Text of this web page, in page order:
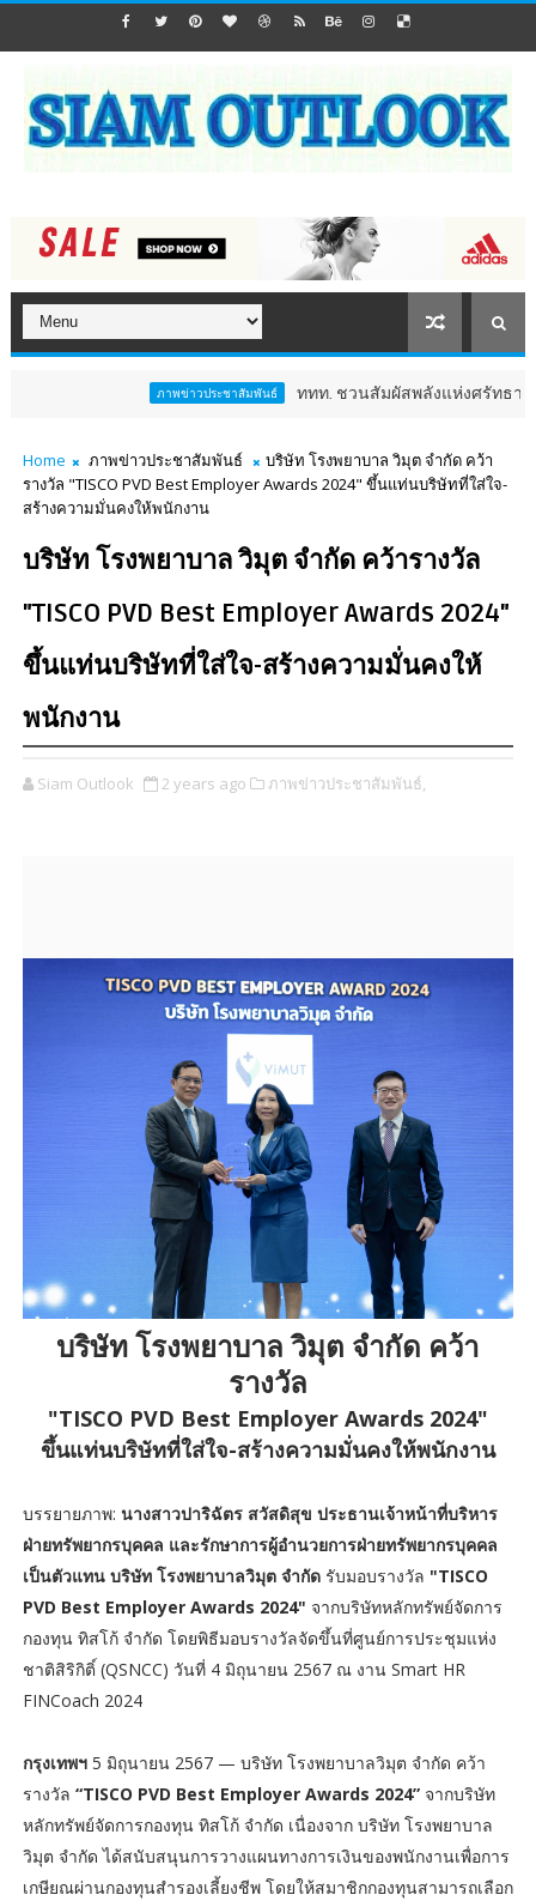
ภาพข่าวประชาสัมพันธ์ ททท. ชวนสัมผัสพลังแห่งศรัทธา ร่วมงาน "ห่
Home ภาพข่าวประชาสัมพันธ์
บริษัท โรงพยาบาล วิมุต จำกัด คว้า
รางวัล "TISCO PVD Best Employer Awards 2024" ขึ้นแท่นบริษัทที่ใส่ใจ-
สร้างความมั่นคงให้พนักงาน
บริษัท โรงพยาบาล วิมุต จำกัด คว้ารางวัล
"TISCO PVD Best Employer Awards 2024"
ขึ้นแท่นบริษัทที่ใส่ใจ-สร้างความมั่นคงให้
พนักงาน
Siam Outlook 2 years ago ภาพข่าวประชาสัมพันธ์,
บริษัท โรงพยาบาล วิมุต จำกัด คว้า
รางวัล
"TISCO PVD Best Employer Awards 2024"
ขึ้นแท่นบริษัทที่ใส่ใจ-สร้างความมั่นคงให้พนักงาน
บรรยายภาพ: นางสาวปาริฉัตร สวัสดิสุข ประธานเจ้าหน้าที่บริหาร
ฝ่ายทรัพยากรบุคคล และรักษาการผู้อำนวยการฝ่ายทรัพยากรบุคคล
เป็นตัวแทน บริษัท โรงพยาบาลวิมุต จำกัดรับมอบรางวัล "TISCO
PVD Best Employer Awards 2024" จากบริษัทหลักทรัพย์จัดการ
กองทุน ทิสโก้ จำกัด โดยพิธีมอบรางวัลจัดขึ้นที่ศูนย์การประชุมแห่ง
ชาติสิริกิติ์ (QSNCC) วันที่ 4 มิถุนายน 2567 ณ งาน Smart HR
FINCoach 2024
กรุงเทพฯ5 มิถุนายน 2567 — บริษัท โรงพยาบาลวิมุต จำกัด คว้า
รางวัล “TISCO PVD Best Employer Awards 2024” จากบริษัท
หลักทรัพย์จัดการกองทุน ทิสโก้ จำกัด เนื่องจาก บริษัท โรงพยาบาล
วิมุต จำกัด ได้สนับสนุนการวางแผนทางการเงินของพนักงานเพื่อการ
เกษียณผ่านกองทุนสำรองเลี้ยงชีพ โดยให้สมาชิกกองทุนสามารถเลือก